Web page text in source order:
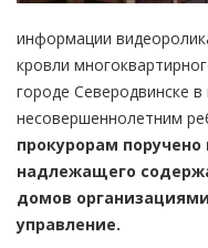
информации
кровли
городе Северодвинске
несовершеннолетним
прокурорам
надлежащего
домов
управление.